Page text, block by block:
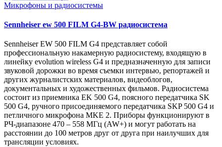
Микрофоны и радиосистемы
Sennheiser ew 500 FILM G4-BW радиосистема
Sennheiser EW 500 FILM G4 представляет собой
профессиональную накамерную радиосистему, входящую в
линейку evolution wireless G4 и предназначенную для записи
звуковой дорожки во время съемки интервью, репортажей и
других журналистских материалов, видеоблогов,
документальных и художественных фильмов. Радиосистема
состоит из приемника EK 500 G4, поясного передатчика SK
500 G4, ручного присоединяемого передатчика SKP 500 G4 и
петличного микрофона MKE 2. Приборы функционируют в
РЧ-диапазоне 470 – 558 МГц (AW+) и могут работать на
расстоянии до 100 метров друг от друга при наилучших для
трансляции условиях.